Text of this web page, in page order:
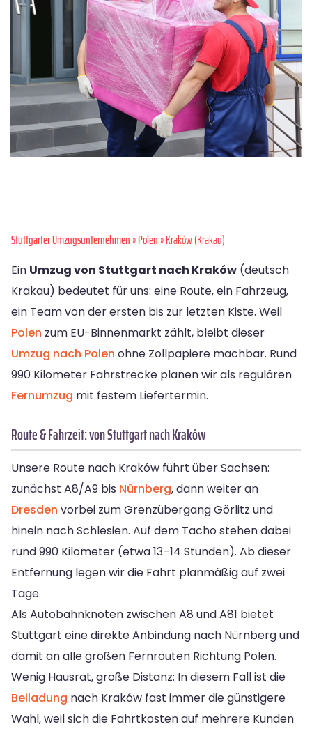
Stuttgarter Umzugsunternehmen»Polen» Kraków (Krakau)
Ein Umzug von Stuttgart nach Kraków (deutsch
Krakau) bedeutet für uns: eine Route, ein Fahrzeug,
ein Team von der ersten bis zur letzten Kiste. Weil
Polen zum EU-Binnenmarkt zählt, bleibt dieser
Umzug nach Polen ohne Zollpapiere machbar. Rund
990 Kilometer Fahrstrecke planen wir als regulären
Fernumzug mit festem Liefertermin.
Route & Fahrzeit: von Stuttgart nach Kraków
Unsere Route nach Kraków führt über Sachsen:
zunächst A8/A9 bis Nürnberg, dann weiter an
Dresden vorbei zum Grenzübergang Görlitz und
hinein nach Schlesien. Auf dem Tacho stehen dabei
rund 990 Kilometer (etwa 13–14 Stunden). Ab dieser
Entfernung legen wir die Fahrt planmäßig auf zwei
Tage.
Als Autobahnknoten zwischen A8 und A81 bietet
Stuttgart eine direkte Anbindung nach Nürnberg und
damit an alle großen Fernrouten Richtung Polen.
Wenig Hausrat, große Distanz: In diesem Fall ist die
Beiladung nach Kraków fast immer die günstigere
Wahl, weil sich die Fahrtkosten auf mehrere Kunden